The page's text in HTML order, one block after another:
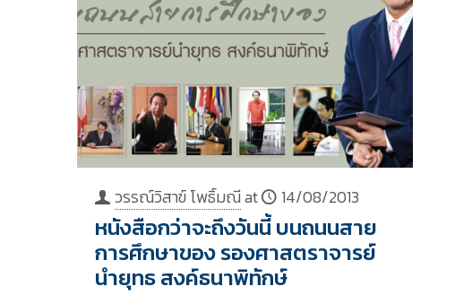
วรรณ์วิสาข์ โพธิ์มณีat 14/08/2013
หนังสือกว่าจะถึงวันนี้ บนถนนสาย
การศึกษาของ รองศาสตราจารย์
นำยุทธ สงค์ธนาพิทักษ์